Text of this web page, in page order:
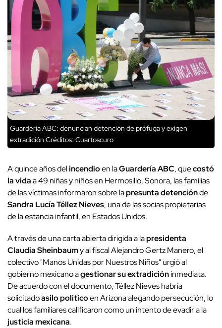
Guardería ABC: denuncian detención de prófuga y exigen
extradición Créditos: Cuartoscuro
A quince años delincendioen laGuardería ABC, quecostó
la vidaa 49 niñas y niños en Hermosillo, Sonora, las familias
de las víctimas informaron sobre lapresunta detenciónde
Sandra Lucía Téllez Nieves, una de las socias propietarias
de la estancia infantil, en Estados Unidos.
A través de una carta abierta dirigida a lapresidenta
Claudia Sheinbaumy al fiscal Alejandro Gertz Manero, el
colectivo "Manos Unidas por Nuestros Niños" urgió al
gobierno mexicano agestionar su extradicióninmediata.
De acuerdo con el documento, Téllez Nieves habría
solicitadoasilo políticoen Arizona alegando persecución, lo
cual los familiares calificaron como un intento de evadir a la
justicia mexicana.